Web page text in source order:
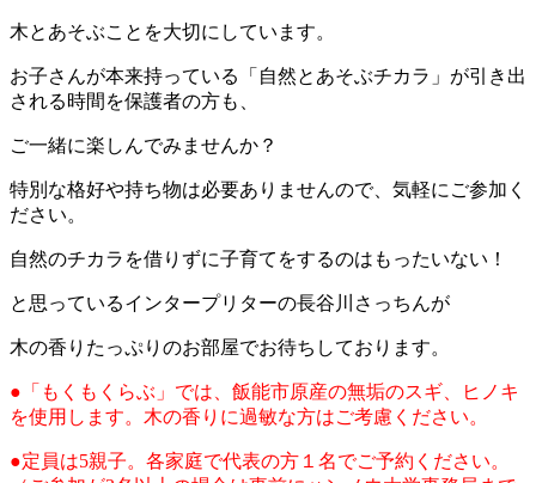
木とあそぶことを大切にしています。
お子さんが本来持っている「自然とあそぶチカラ」が引き出
される時間を保護者の方も、
ご一緒に楽しんでみませんか？
特別な格好や持ち物は必要ありませんので、気軽にご参加く
ださい。
自然のチカラを借りずに子育てをするのはもったいない！
と思っているインタープリターの長谷川さっちんが
木の香りたっぷりのお部屋でお待ちしております。
●「もくもくらぶ」では、飯能市原産の無垢のスギ、ヒノキ
を使用します。木の香りに過敏な方はご考慮ください。
●定員は5親子。各家庭で代表の方１名でご予約ください。